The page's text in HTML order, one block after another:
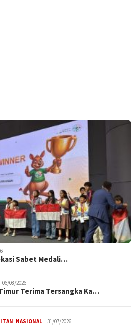
Sabet Medali…
06/08/2026
Terima Tersangka Ka…
, NASIONAL 31/07/2026